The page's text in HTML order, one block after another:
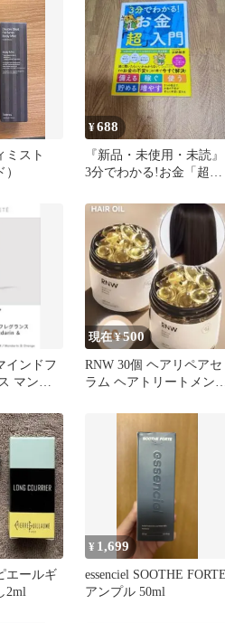
ミスト
¥688
『新品・未使用・未読』
3分でわかる!お金「超」
インドフ
マンダ
現在 ¥500
RNW 30個 ヘアリペアセ
ラム ヘアトリートメント
エールギ
2ml
¥ 1,699
essenciel SOOTHE FORTE
アンプル 50ml